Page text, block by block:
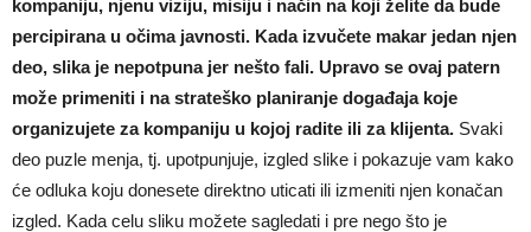
kompaniju, njenu viziju, misiju i način na koji želite da bude
percipirana u očima javnosti. Kada izvučete makar jedan njen
deo, slika je nepotpuna jer nešto fali. Upravo se ovaj patern
može primeniti i na strateško planiranje događaja koje
organizujete za kompaniju u kojoj radite ili za klijenta. Svaki
deo puzle menja, tj. upotpunjuje, izgled slike i pokazuje vam kako
će odluka koju donesete direktno uticati ili izmeniti njen konačan
izgled. Kada celu sliku možete sagledati i pre nego što je